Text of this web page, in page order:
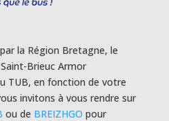
la Région Bretagne, le
Brieuc Armor
TUB, en fonction de votre
invitons à vous rendre sur
ou de BREIZHGO pour